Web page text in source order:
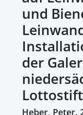
und
der
Heber, Peter.